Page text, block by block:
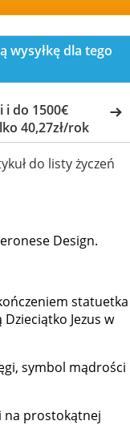
wysyłkę dla tego
i do 1500€
40,27zł/rok
do listy życzeń
Design.
statuetka
Jezus w
symbol mądrości
na prostokątnej